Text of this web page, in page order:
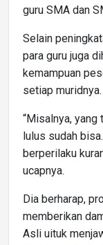
guru SMA dan
Selain
para guru juga
kemampuan
setiap muridnya.
“Misalnya,
lulus sudah
berperilaku
ucapnya.
Dia berharap,
memberikan
Asli uituk